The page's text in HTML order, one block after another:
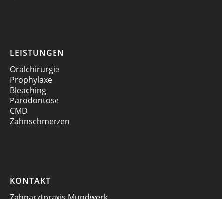
LEISTUNGEN
Oralchirurgie
Prophylaxe
Bleaching
Parodontose
CMD
Zahnschmerzen
KONTAKT